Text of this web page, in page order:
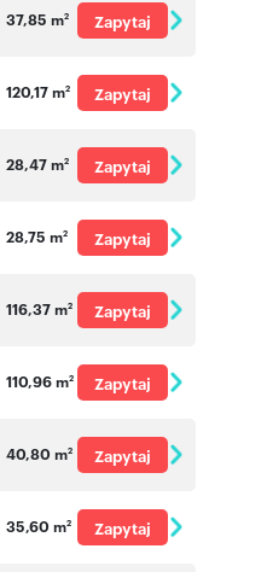
37,85 m2
Zapytaj
120,17 m2
Zapytaj
28,47 m2
Zapytaj
28,75 m2
Zapytaj
116,37 m2
Zapytaj
110,96 m2
Zapytaj
40,80 m2
Zapytaj
35,60 m2
Zapytaj